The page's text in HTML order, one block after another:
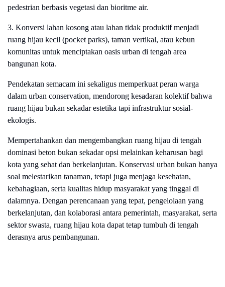
pedestrian berbasis vegetasi dan bioritme air.
3. Konversi lahan kosong atau lahan tidak produktif menjadi
ruang hijau kecil (pocket parks), taman vertikal, atau kebun
komunitas untuk menciptakan oasis urban di tengah area
bangunan kota.
Pendekatan semacam ini sekaligus memperkuat peran warga
dalam urban conservation, mendorong kesadaran kolektif bahwa
ruang hijau bukan sekadar estetika tapi infrastruktur sosial-
ekologis.
Mempertahankan dan mengembangkan ruang hijau di tengah
dominasi beton bukan sekadar opsi melainkan keharusan bagi
kota yang sehat dan berkelanjutan. Konservasi urban bukan hanya
soal melestarikan tanaman, tetapi juga menjaga kesehatan,
kebahagiaan, serta kualitas hidup masyarakat yang tinggal di
dalamnya. Dengan perencanaan yang tepat, pengelolaan yang
berkelanjutan, dan kolaborasi antara pemerintah, masyarakat, serta
sektor swasta, ruang hijau kota dapat tetap tumbuh di tengah
derasnya arus pembangunan.